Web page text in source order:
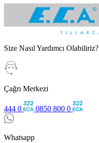
Size Nasıl Yardımcı Olabiliriz?
Çağrı Merkezi
444 0 0850 800 0
Whatsapp